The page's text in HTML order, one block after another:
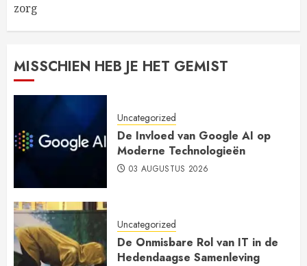
zorg
MISSCHIEN HEB JE HET GEMIST
Uncategorized
De Invloed van Google AI op
Moderne Technologieën
03 AUGUSTUS 2026
Uncategorized
De Onmisbare Rol van IT in de
Hedendaagse Samenleving